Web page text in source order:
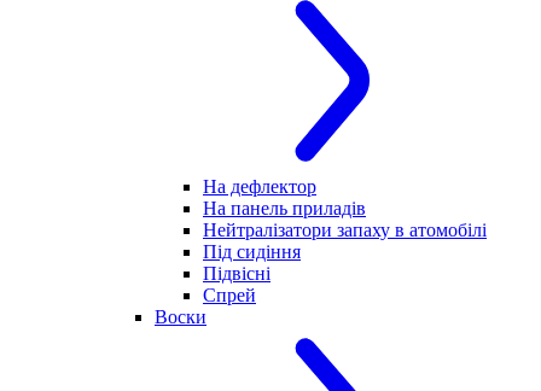
На дефлектор
На панель приладів
Нейтралізатори запаху в атомобілі
Під сидіння
Підвісні
Спрей
Воски